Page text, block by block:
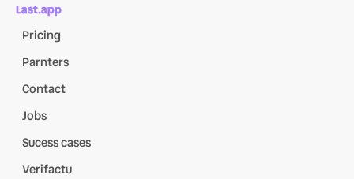
Last.app
Pricing
Parnters
Contact
Jobs
Sucess cases
Verifactu